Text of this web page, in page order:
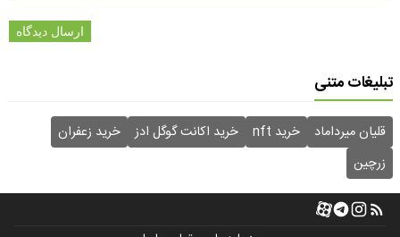
ارسال دیدگاه
تبلیغات متنی
قلیان میرداماد خرید nft خرید اکانت گوگل ادز
خرید زعفران
زرچین